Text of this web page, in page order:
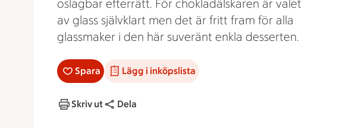
oslagbar efterrätt. För chokladälskaren är valet
av glass självklart men det är fritt fram för alla
glassmaker i den här suveränt enkla desserten.
Spara Lägg i inköpslista
Skriv ut Dela